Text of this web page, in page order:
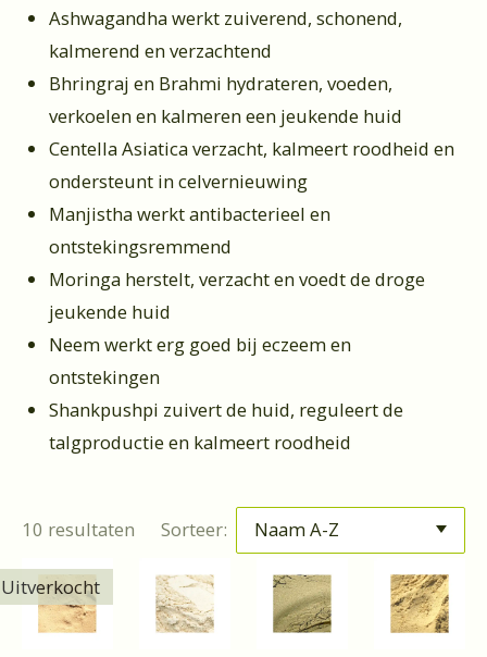
Ashwagandha werkt zuiverend, schonend,
kalmerend en verzachtend
Bhringraj en Brahmi hydrateren, voeden,
verkoelen en kalmeren een jeukende huid
Centella Asiatica verzacht, kalmeert roodheid en
ondersteunt in celvernieuwing
Manjistha werkt antibacterieel en
ontstekingsremmend
Moringa herstelt, verzacht en voedt de droge
jeukende huid
Neem werkt erg goed bij eczeem en
ontstekingen
Shankpushpi zuivert de huid, reguleert de
talgproductie en kalmeert roodheid
10 resultaten Sorteer:
Uitverkocht